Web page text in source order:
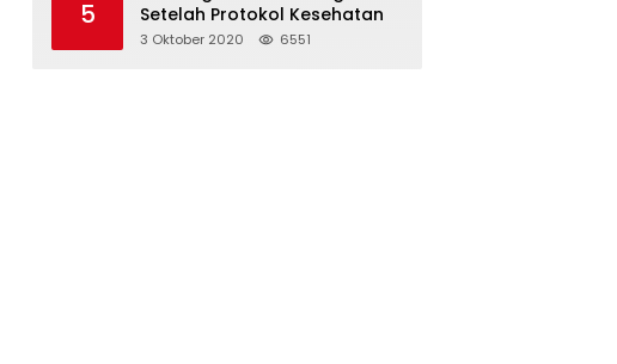
5
Setelah Protokol Kesehatan
3 Oktober 2020 6551